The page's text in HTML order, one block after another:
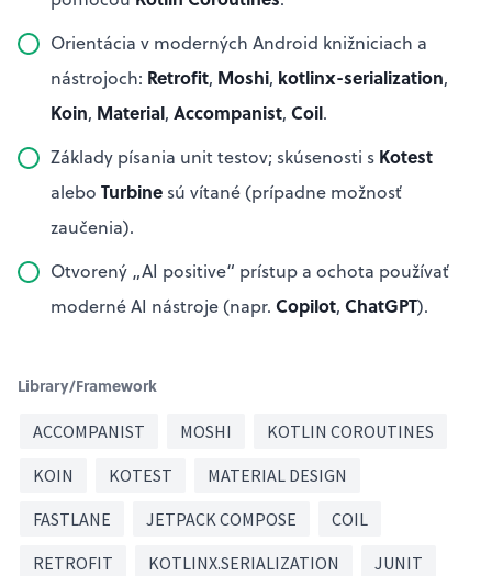
Orientácia v moderných Android knižniciach a
nástrojoch: Retrofit, Moshi, kotlinx-serialization,
Koin, Material, Accompanist, Coil.
Základy písania unit testov; skúsenosti s Kotest
alebo Turbine sú vítané (prípadne možnosť
zaučenia).
Otvorený „AI positive“ prístup a ochota používať
moderné AI nástroje (napr. Copilot, ChatGPT).
Library/Framework
ACCOMPANIST MOSHI
KOTLIN COROUTINES
KOIN
KOTEST
MATERIAL DESIGN
FASTLANE
JETPACK COMPOSE
COIL
RETROFIT
KOTLINX.SERIALIZATION JUNIT